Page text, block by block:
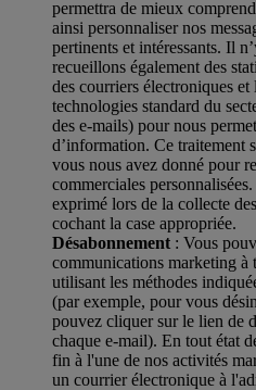
permettra de mieux
ainsi personnaliser nos
pertinents et intéressants. Il
recueillons également des
des courriers électroniques
technologies standard du
des e-mails) pour nous
d’information. Ce traitement
vous nous avez donné pour
commerciales
exprimé lors de la collecte
cochant la case appropriée.
Désabonnement : Vous
communications marketing à
utilisant les méthodes
(par exemple, pour vous
pouvez cliquer sur le lien de
chaque e-mail). En tout état
fin à l'une de nos activités
un courrier électronique à